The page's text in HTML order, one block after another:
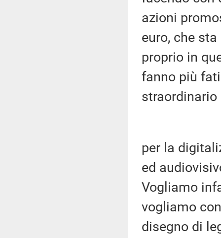
azioni
euro, che
proprio in
fanno più
straordinario
per la
ed
Vogliamo
vogliamo
disegno di